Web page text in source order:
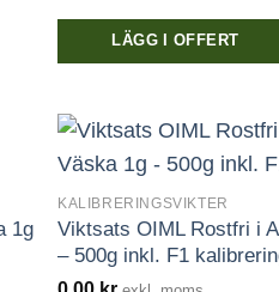
LÄGG I OFFERT
1g
KALIBRERINGSVIKTER
Viktsats OIML Rostfri i
– 500g inkl. F1